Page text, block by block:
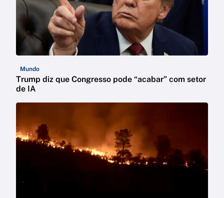
Mundo
Trump diz que Congresso pode “acabar” com setor
de IA